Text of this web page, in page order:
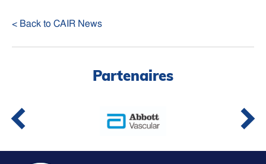
< Back to CAIR News
Partenaires